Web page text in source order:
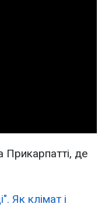
Прикарпатті, де
Як клімат і